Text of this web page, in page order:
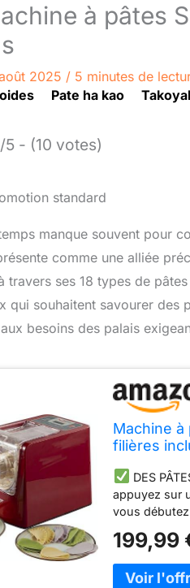
à pâtes
2025 / 5 minutes de
Pate ha kao
5 - (10 votes)
manque souvent pour
comme une alliée
travers ses 18 types de
qui souhaitent savourer des
besoins des palais
Machine à
filières
DES
appuyez sur
vous
22
seule
Contrôlez
199,99